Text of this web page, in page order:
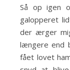
Så op igen
galopperet
der ærger
længere end
fået lovet